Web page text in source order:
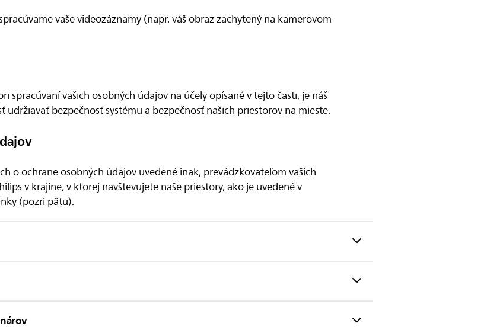
vaše videozáznamy (napr. váš obraz zachytený na kamerovom
spracúvaní vašich osobných údajov na účely opísané v tejto časti, je náš
bezpečnosť systému a bezpečnosť našich priestorov na mieste.
o ochrane osobných údajov uvedené inak, prevádzkovateľom vašich
v krajine, v ktorej navštevujete naše priestory, ako je uvedené v
(pozri pätu).